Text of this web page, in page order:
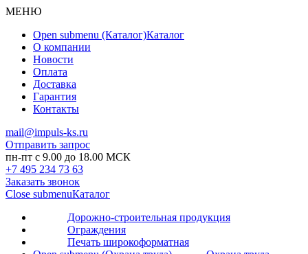
МЕНЮ
Open submenu (Каталог)Каталог
О компании
Новости
Оплата
Доставка
Гарантия
Контакты
mail@impuls-ks.ru
Отправить запрос
пн-пт с 9.00 до 18.00 МСК
+7 495 234 73 63
Заказать звонок
Close submenuКаталог
Дорожно-строительная продукция
Ограждения
Печать широкоформатная